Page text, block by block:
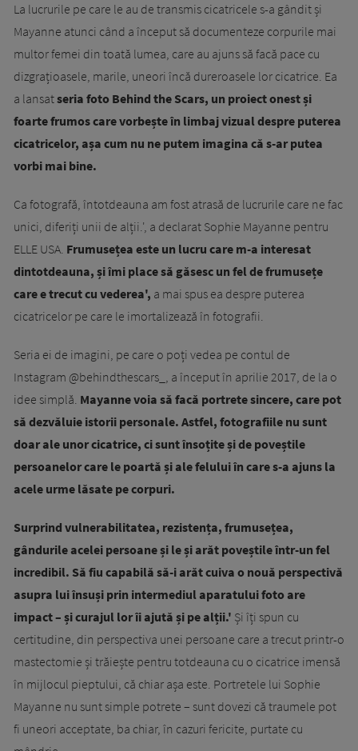
La lucrurile pe care le au de transmis cicatricele s-a gândit și
Mayanne atunci când a început să documenteze corpurile mai
multor femei din toată lumea, care au ajuns să facă pace cu
dizgrațioasele, marile, uneori încă dureroasele lor cicatrice. Ea
a lansatseria foto Behind the Scars, un proiect onest și
foarte frumos care vorbește în limbaj vizual despre puterea
cicatricelor, așa cum nu ne putem imagina că s-ar putea
vorbi mai bine.
Ca fotografă, întotdeauna am fost atrasă de lucrurile care ne fac
unici, diferiți unii de alții.', a declarat Sophie Mayanne pentru
ELLE USA. Frumusețea este un lucru care m-a interesat
dintotdeauna, și îmi place să găsesc un fel de frumusețe
care e trecut cu vederea', a mai spus ea despre puterea
cicatricelor pe care le imortalizează în fotografii.
Seria ei de imagini, pe care o poți vedea pe contul de
Instagram @behindthescars_, a început în aprilie 2017, de la o
idee simplă. Mayanne voia să facă portrete sincere, care pot
să dezvăluie istorii personale. Astfel, fotografiile nu sunt
doar ale unor cicatrice, ci sunt însoțite și de poveștile
persoanelor care le poartă și ale felului în care s-a ajuns la
acele urme lăsate pe corpuri.
Surprind vulnerabilitatea, rezistența, frumusețea,
gândurile acelei persoane și le și arăt poveștile într-un fel
incredibil. Să fiu capabilă să-i arăt cuiva o nouă perspectivă
asupra lui însuși prin intermediul aparatului foto are
impact – și curajul lor îi ajută și pe alții.' Și îți spun cu
certitudine, din perspectiva unei persoane care a trecut printr-o
mastectomie și trăiește pentru totdeauna cu o cicatrice imensă
în mijlocul pieptului, că chiar așa este. Portretele lui Sophie
Mayanne nu sunt simple potrete – sunt dovezi că traumele pot
fi uneori acceptate, ba chiar, în cazuri fericite, purtate cu